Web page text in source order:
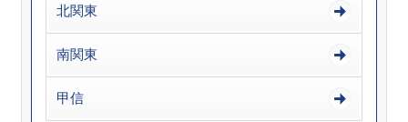
北関東
南関東
甲信